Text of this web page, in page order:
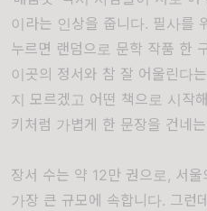
이라는 인상을 줍니다. 필사를
누르면 랜덤으로 문학 작품 한
이곳의 정서와 참 잘 어울린다
지 모르겠고 어떤 책으로 시작
키처럼 가볍게 한 문장을 건네
장서 수는 약 12만 권으로, 서
가장 큰 규모에 속합니다. 그런데